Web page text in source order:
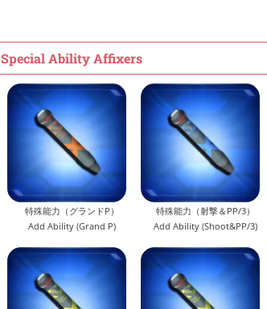
Special Ability Affixers
特殊能力（グランドP）
Add Ability (Grand P)
特殊能力（射撃＆PP/3）
Add Ability (Shoot&PP/3)